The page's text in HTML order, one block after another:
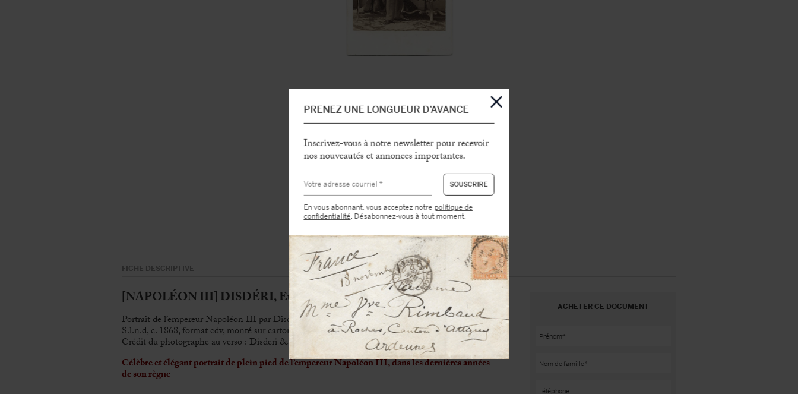
FICHE DESCRIPTIVE
[NAPOLÉON III] DISDÉRI, Eugène (1819-1889)
Portrait de l’empereur Napoléon III par Disdéri
S.l.n.d, c. 1868, format cdv, monté sur carton souple
Crédit du photographe au verso : Disderi & Cie, Boulevard des Italiens, Paris
Célèbre et élégant portrait de plein pied de l’empereur Napoléon III, dans les dernières années
de son règne
ACHETER CE DOCUMENT
PRENEZ UNE LONGUEUR D’AVANCE
Inscrivez-vous à notre newsletter pour recevoir
nos nouveautés et annonces importantes.
En vous abonnant, vous acceptez notre politique de
confidentialité. Désabonnez-vous à tout moment.